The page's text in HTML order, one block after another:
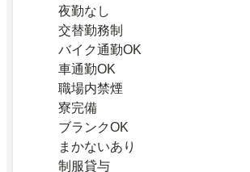
夜勤なし
交替勤務制
バイク通勤OK
車通勤OK
職場内禁煙
寮完備
ブランクOK
まかないあり
制服貸与